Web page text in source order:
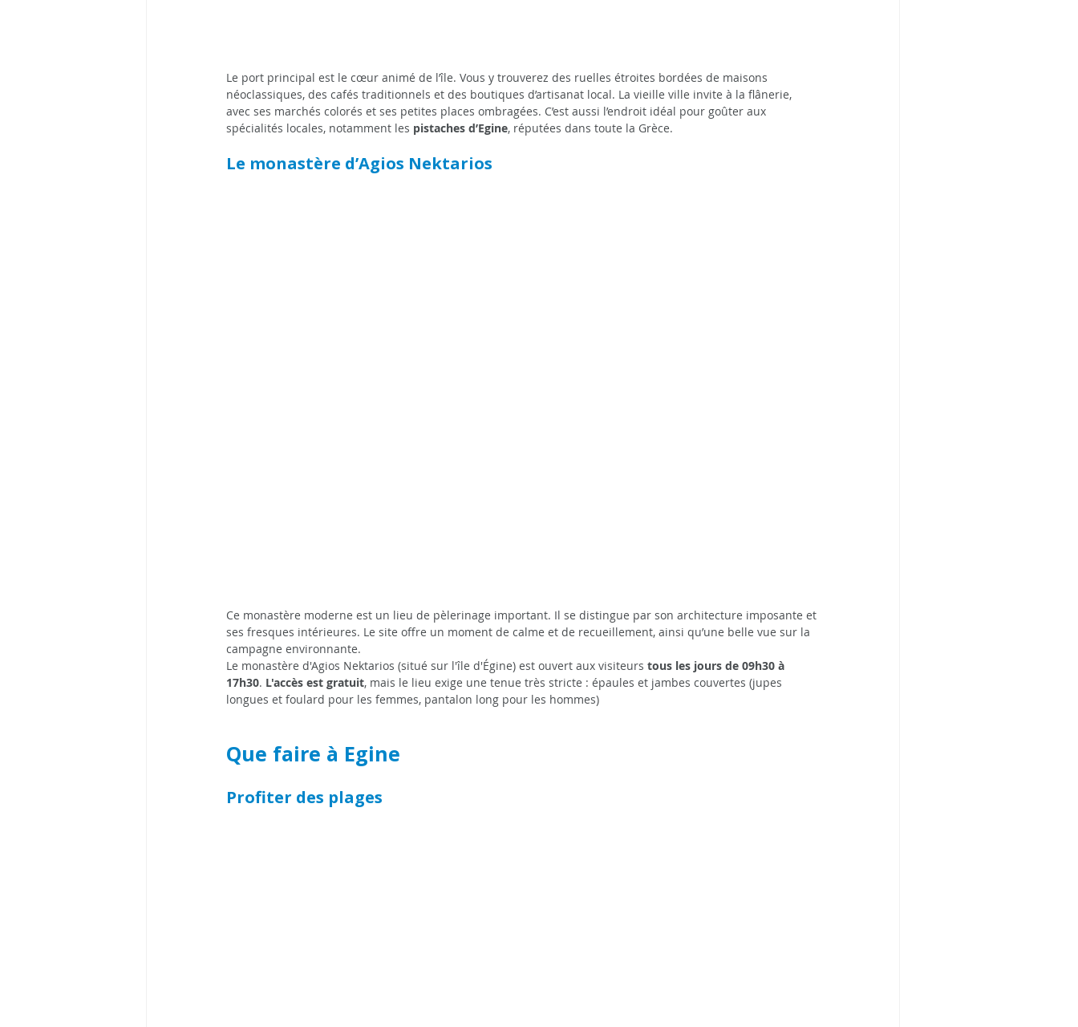
Le port principal est le cœur animé de l’île. Vous y trouverez des ruelles étroites bordées de maisons
néoclassiques, des cafés traditionnels et des boutiques d’artisanat local. La vieille ville invite à la flânerie,
avec ses marchés colorés et ses petites places ombragées. C’est aussi l’endroit idéal pour goûter aux
spécialités locales, notamment les pistaches d’Egine, réputées dans toute la Grèce.
Le monastère d’Agios Nektarios
Ce monastère moderne est un lieu de pèlerinage important. Il se distingue par son architecture imposante et
ses fresques intérieures. Le site offre un moment de calme et de recueillement, ainsi qu’une belle vue sur la
campagne environnante.
Le monastère d'Agios Nektarios (situé sur l'île d'Égine) est ouvert aux visiteurs tous les jours de 09h30 à
17h30. L'accès est gratuit, mais le lieu exige une tenue très stricte : épaules et jambes couvertes (jupes
longues et foulard pour les femmes, pantalon long pour les hommes)
Que faire à Egine
Profiter des plages